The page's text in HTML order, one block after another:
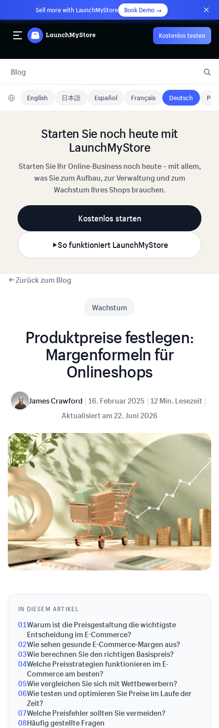
Sell more with LaunchMyStore Book Demo →
Kostenlos testen
Blog
English 日本語 Español Français Deutsch
Starten Sie noch heute mit
LaunchMyStore
Starten Sie Ihr Online-Business noch heute – mit allem,
was Sie zum Aufbau, zur Verwaltung und zum
Wachstum Ihres Shops brauchen.
Kostenlos starten
So funktioniert LaunchMyStore
Zurück zum Blog
Wachstum
Produktpreise festlegen:
Margenformeln für
Onlineshops
James Crawford | 16. Februar 2025 | 12 Min. Lesezeit |
Aktualisiert am 22. Juni 2026
IN DIESEM ARTIKEL
01Warum ist die Preisgestaltung die wichtigste
Entscheidung im E-Commerce?
02Wie sehen gesunde E-Commerce-Margen aus?
03Wie berechnen Sie den richtigen Basispreis?
04Welche Preisstrategien funktionieren im E-
Commerce am besten?
05Wie vergleichen Sie sich mit Wettbewerbern?
06Wie testen und optimieren Sie Preise im Laufe der
Zeit?
07Welche Preisfehler sollten Sie vermeiden?
08Häufig gestellte Fragen